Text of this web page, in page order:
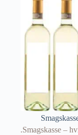
.Smagskasse –